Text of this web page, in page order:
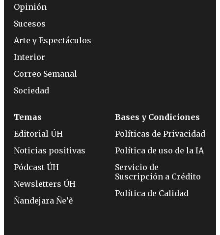
Opinión
Sucesos
Arte y Espectáculos
Interior
Correo Semanal
Sociedad
Temas
Editorial ÚH
Noticias positivas
Pódcast ÚH
Newsletters ÚH
Ñandejara Ñe’ẽ
Bases y Condiciones
Políticas de Privacidad
Política de uso de la IA
Servicio de
Suscripción a Crédito
Política de Calidad